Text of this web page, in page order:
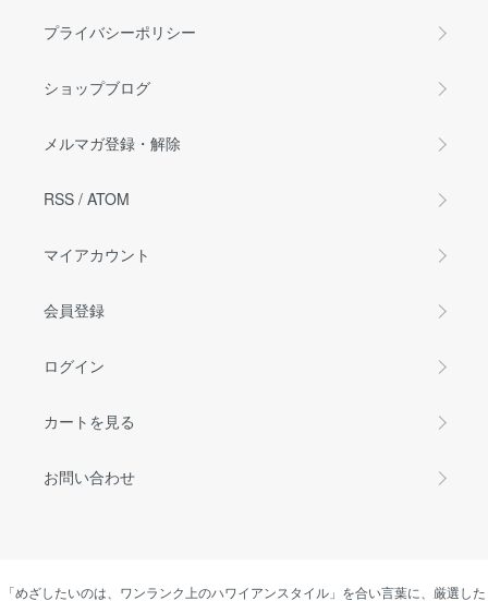
プライバシーポリシー
ショップブログ
メルマガ登録・解除
RSS / ATOM
マイアカウント
会員登録
ログイン
カートを見る
お問い合わせ
「めざしたいのは、ワンランク上のハワイアンスタイル」を合い言葉に、厳選した